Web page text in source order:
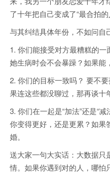
了十年把自己变成了“最合拍的
与其纠结具体年份，不如问自
1. 你们能接受对方最糟糕的一
她生病时会不会暴躁？如果能
2. 你们的目标一致吗？ 要不
果连这些都没聊过，那再谈十
3. 你们在一起是“加法”还是“
你变得更好，还是更累？如果
婚。
送大家一句大实话：大数据只
情。如果你遇到对的人，哪怕